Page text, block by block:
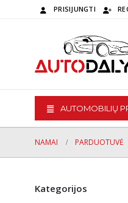
PRISIJUNGTI
AUTOMOBILIŲ
NAMAI PARDUOTUVĖ
Kategorijos